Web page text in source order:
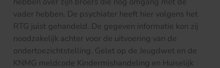
vader hebben. De psychiater heeft hier volgens het
RTG juist gehandeld. De gegeven informatie kon zij
noodzakelijk achter voor de uitvoering van de
ondertoezichtstelling. Gelet op de Jeugdwet en de
KNMG meldcode Kindermishandeling en Huiselijk